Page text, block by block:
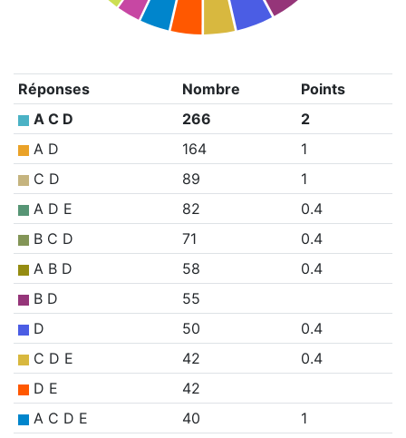
Réponses Nombre
Points
A C D
266
2
A D
164
1
C D
89
1
A D E
82
0.4
B C D
71
0.4
A B D
58
0.4
B D
55
D
50
0.4
C D E
42
0.4
D E
42
A C D E
40
1